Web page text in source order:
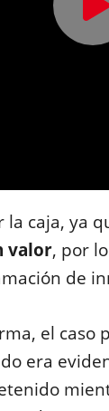
caja, ya
valor, por
de
el caso
era